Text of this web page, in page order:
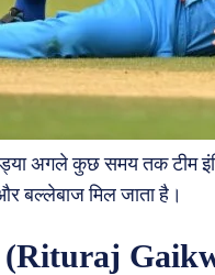
अगले कुछ समय तक टीम
बल्लेबाज मिल जाता है।
(Rituraj